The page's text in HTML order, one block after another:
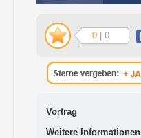
0 | 0
Vortrag
Weitere Informationen